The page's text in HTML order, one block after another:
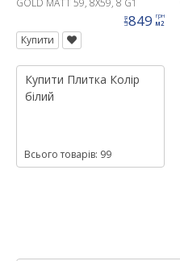
GOLD MATT 59, 8X59, 8 G1
ціна849 грн
м2
Купити
Купити Плитка Колір
білий
Всього товарів: 99